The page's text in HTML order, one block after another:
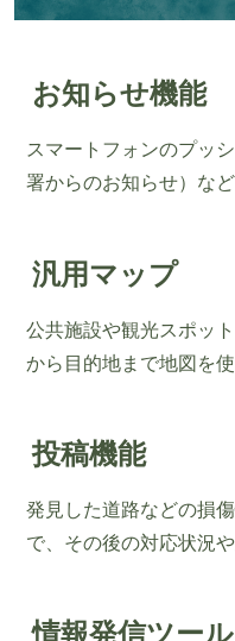
お知らせ機能
スマートフォンのプッ
署からのお知らせ）など
汎用マップ
公共施設や観光スポッ
から目的地まで地図を
投稿機能
発見した道路などの損
で、その後の対応状況
情報発信ツー